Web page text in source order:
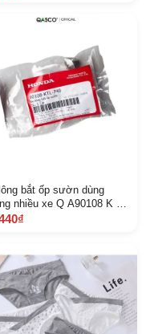
bắt ốp sườn dùng
nhiều xe Q A90108 K TL
71